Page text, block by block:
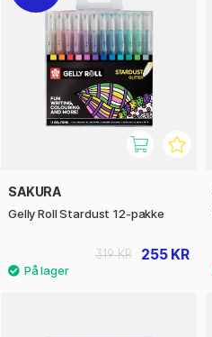
SAKURA
Gelly Roll Stardust 12-pakke
255 KR
319 KR